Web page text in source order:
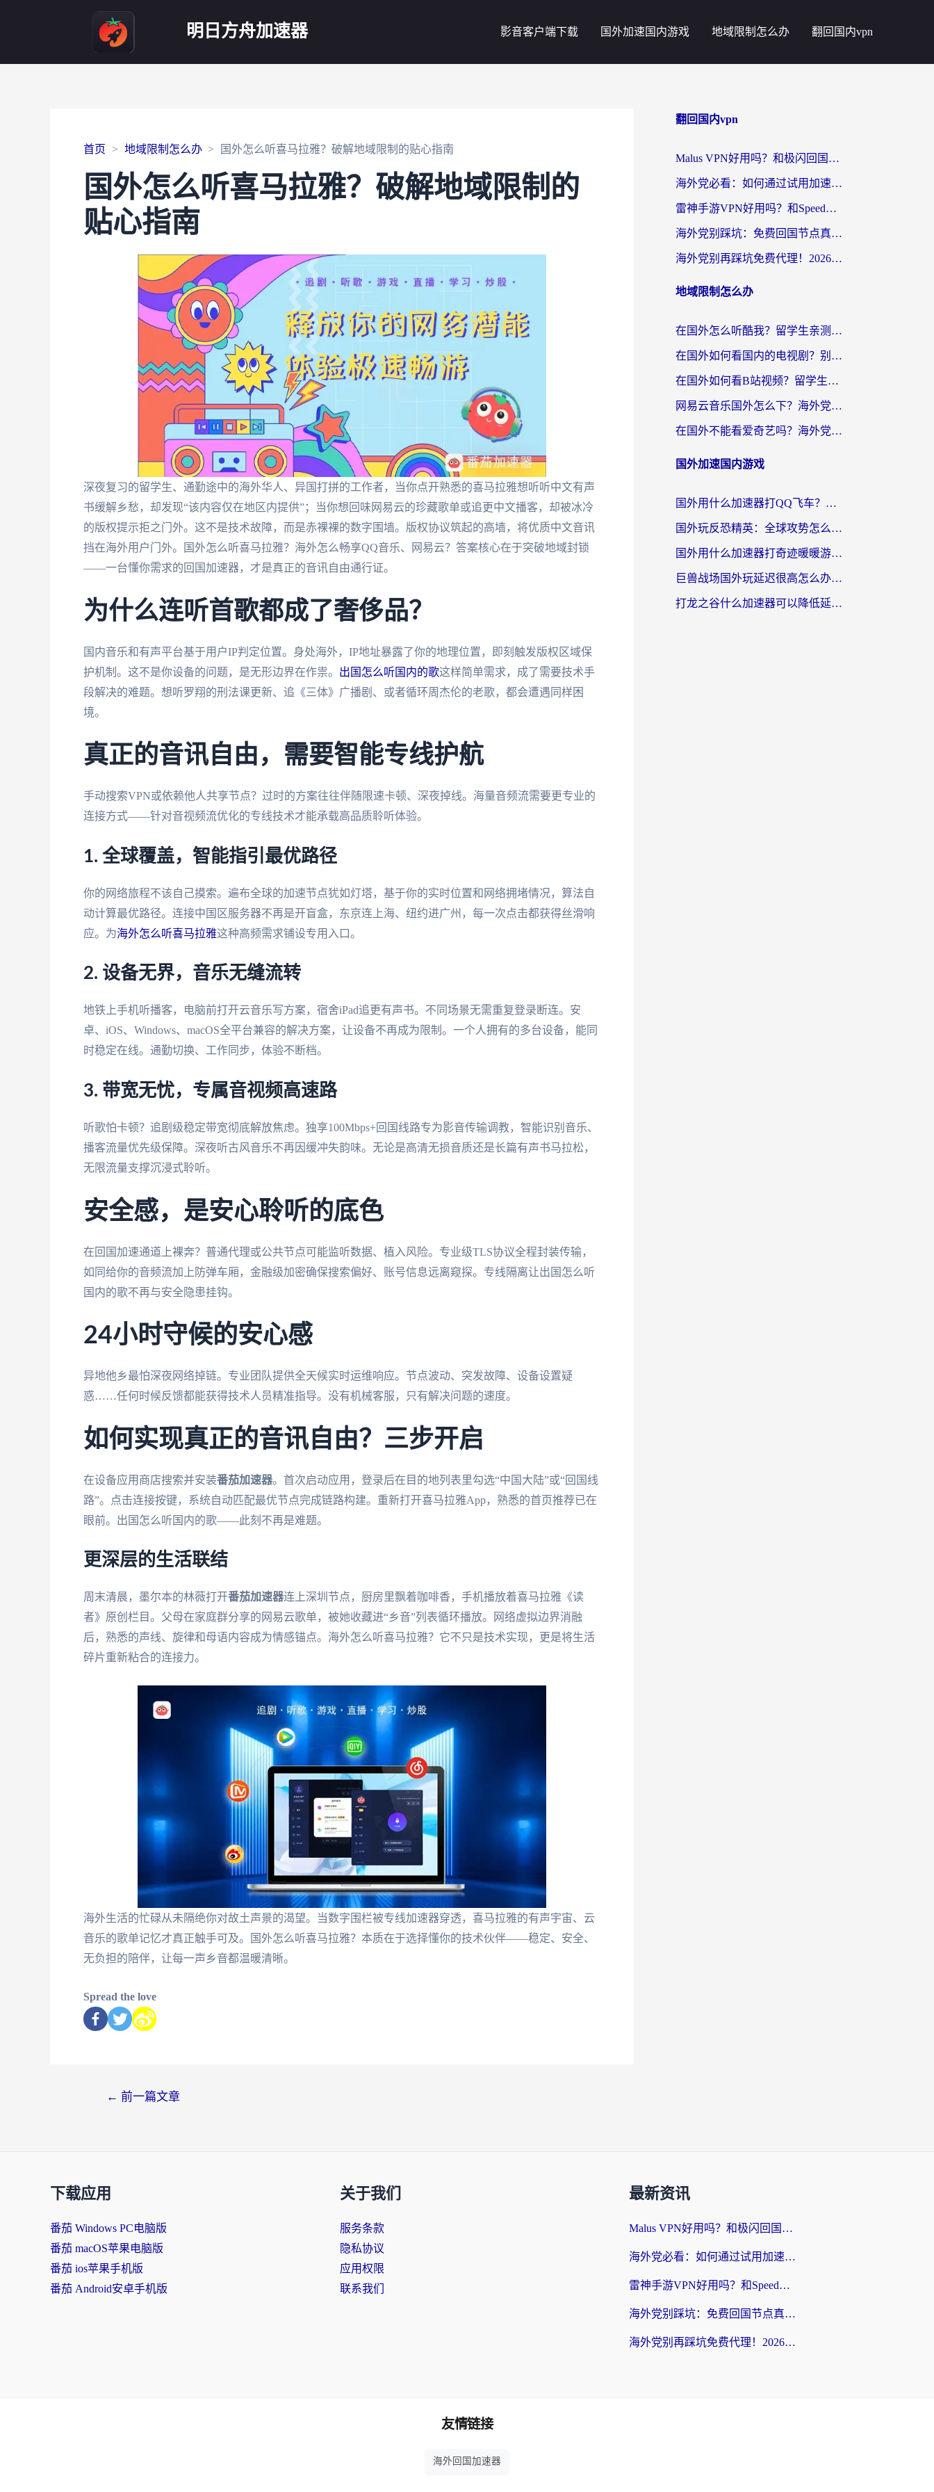
明日方舟加速器 影音客户端下载 国外加速国内游戏 地域限制怎么办 翻回国内vpn
首页 地域限制怎么办 国外怎么听喜马拉雅？破解地域限制的贴心指南
国外怎么听喜马拉雅？破解地域限制的
贴心指南
深夜复习的留学生、通勤途中的海外华人、异国打拼的工作者，当你点开熟悉的喜马拉雅想听听中文有声
书缓解乡愁，却发现“该内容仅在地区内提供”；当你想回味网易云的珍藏歌单或追更中文播客，却被冰冷
的版权提示拒之门外。这不是技术故障，而是赤裸裸的数字围墙。版权协议筑起的高墙，将优质中文音讯
挡在海外用户门外。国外怎么听喜马拉雅？海外怎么畅享QQ音乐、网易云？答案核心在于突破地域封锁
——一台懂你需求的回国加速器，才是真正的音讯自由通行证。
为什么连听首歌都成了奢侈品？
国内音乐和有声平台基于用户IP判定位置。身处海外，IP地址暴露了你的地理位置，即刻触发版权区域保
护机制。这不是你设备的问题，是无形边界在作祟。 出国怎么听国内的歌这样简单需求，成了需要技术手
段解决的难题。想听罗翔的刑法课更新、追《三体》广播剧、或者循环周杰伦的老歌，都会遭遇同样困
境。
真正的音讯自由，需要智能专线护航
手动搜索VPN或依赖他人共享节点？过时的方案往往伴随限速卡顿、深夜掉线。海量音频流需要更专业的
连接方式——针对音视频流优化的专线技术才能承载高品质聆听体验。
1. 全球覆盖，智能指引最优路径
你的网络旅程不该自己摸索。遍布全球的加速节点犹如灯塔，基于你的实时位置和网络拥堵情况，算法自
动计算最优路径。连接中国区服务器不再是开盲盒，东京连上海、纽约进广州，每一次点击都获得丝滑响
应。为海外怎么听喜马拉雅这种高频需求铺设专用入口。
2. 设备无界，音乐无缝流转
地铁上手机听播客，电脑前打开云音乐写方案，宿舍iPad追更有声书。不同场景无需重复登录断连。安
卓、iOS、Windows、macOS全平台兼容的解决方案，让设备不再成为限制。一个人拥有的多台设备，能同
时稳定在线。通勤切换、工作同步，体验不断档。
3. 带宽无忧，专属音视频高速路
听歌怕卡顿？追剧级稳定带宽彻底解放焦虑。独享100Mbps+回国线路专为影音传输调教，智能识别音乐、
播客流量优先级保障。深夜听古风音乐不再因缓冲失韵味。无论是高清无损音质还是长篇有声书马拉松，
无限流量支撑沉浸式聆听。
安全感，是安心聆听的底色
在回国加速通道上裸奔？普通代理或公共节点可能监听数据、植入风险。专业级TLS协议全程封装传输，
如同给你的音频流加上防弹车厢，金融级加密确保搜索偏好、账号信息远离窥探。专线隔离让出国怎么听
国内的歌不再与安全隐患挂钩。
24小时守候的安心感
异地他乡最怕深夜网络掉链。专业团队提供全天候实时运维响应。节点波动、突发故障、设备设置疑
惑……任何时候反馈都能获得技术人员精准指导。没有机械客服，只有解决问题的速度。
如何实现真正的音讯自由？三步开启
在设备应用商店搜索并安装番茄加速器。首次启动应用，登录后在目的地列表里勾选“中国大陆”或“回国线
路”。点击连接按键，系统自动匹配最优节点完成链路构建。重新打开喜马拉雅App，熟悉的首页推荐已在
眼前。出国怎么听国内的歌——此刻不再是难题。
更深层的生活联结
周末清晨，墨尔本的林薇打开番茄加速器连上深圳节点，厨房里飘着咖啡香，手机播放着喜马拉雅《读
者》原创栏目。父母在家庭群分享的网易云歌单，被她收藏进“乡音”列表循环播放。网络虚拟边界消融
后，熟悉的声线、旋律和母语内容成为情感锚点。海外怎么听喜马拉雅？它不只是技术实现，更是将生活
碎片重新粘合的连接力。
海外生活的忙碌从未隔绝你对故土声景的渴望。当数字围栏被专线加速器穿透，喜马拉雅的有声宇宙、云
音乐的歌单记忆才真正触手可及。国外怎么听喜马拉雅？本质在于选择懂你的技术伙伴——稳定、安全、
无负担的陪伴，让每一声乡音都温暖清晰。
Spread the love
← 前一篇文章
翻回国内vpn
Malus VPN好用吗？和极闪回国VPN对比哪个回国效果更好？海外党亲测3款加速器+避坑指南
海外党必看：如何通过试用加速器解决国内APP地区限制？附2026最新对比测评
雷神手游VPN好用吗？和SpeedCN VPN对比哪个回国效果更好？海外党亲测3款加速器+避坑指南
海外党别踩坑：免费回国节点真的靠谱吗？教你选对加速器无缝访问国内资源
海外党别再踩坑免费代理！2026回国加速器全攻略：从选线到避坑，无缝访问国内资源
地域限制怎么办
在国外怎么听酷我？留学生亲测：用对加速器就能畅听国内音乐听书
在国外如何看国内的电视剧？别让地域限制成为追剧路上的绊脚石
在国外如何看B站视频？留学生亲测有效的回国加速器选择指南
网易云音乐国外怎么下？海外党亲测有效的回国加速器指南
在国外不能看爱奇艺吗？海外党追剧必看的回国加速器选择指南
国外加速国内游戏
国外用什么加速器打QQ飞车？海外党亲测有效的国服游戏加速指南
国外玩反恐精英：全球攻势怎么不卡？老玩家亲测的加速器选择指南
国外用什么加速器打奇迹暖暖游戏？海外党国服手游畅玩全攻略（附3款热门游戏实测）
巨兽战场国外玩延迟很高怎么办？海外党亲测的国服游戏加速解决方案
打龙之谷什么加速器可以降低延迟？海外玩家亲测有效的国服加速指南
下载应用
番茄 Windows PC电脑版
番茄 macOS苹果电脑版
番茄 ios苹果手机版
番茄 Android安卓手机版
关于我们
服务条款
隐私协议
应用权限
联系我们
最新资讯
Malus VPN好用吗？和极闪回国VPN对比哪个回国效果更好？海外党亲测3款加速器+避坑指南
海外党必看：如何通过试用加速器解决国内APP地区限制？附2026最新对比测评
雷神手游VPN好用吗？和SpeedCN VPN对比哪个回国效果更好？海外党亲测3款加速器+避坑指南
海外党别踩坑：免费回国节点真的靠谱吗？教你选对加速器无缝访问国内资源
海外党别再踩坑免费代理！2026回国加速器全攻略：从选线到避坑，无缝访问国内资源
友情链接
海外回国加速器